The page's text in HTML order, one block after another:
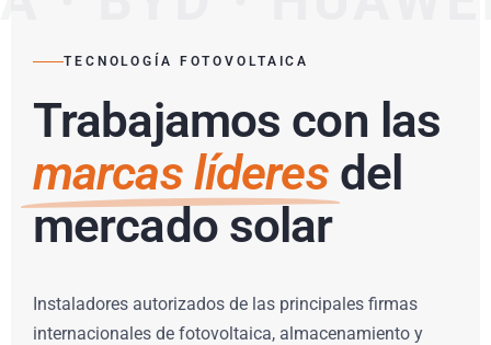
TECNOLOGÍA FOTOVOLTAICA
Trabajamos con las
marcas líderesdel
mercado solar
Instaladores autorizados de las principales firmas
internacionales de fotovoltaica, almacenamiento y